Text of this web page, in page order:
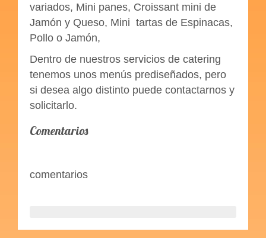
variados, Mini panes, Croissant mini de
Jamón y Queso, Mini tartas de Espinacas,
Pollo o Jamón,
Dentro de nuestros servicios de catering
tenemos unos menús prediseñados, pero
si desea algo distinto puede contactarnos y
solicitarlo.
Comentarios
comentarios